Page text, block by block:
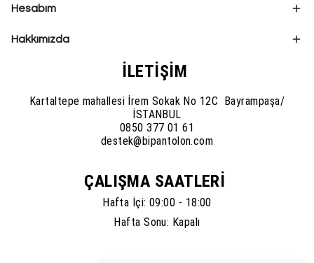
Hesabım
Hakkımızda
İLETİŞİM
Kartaltepe mahallesi İrem Sokak No 12C Bayrampaşa/
İSTANBUL
0850 377 01 61
destek@bipantolon.com
ÇALIŞMA SAATLERİ
Hafta İçi: 09:00 - 18:00
Hafta Sonu: Kapalı